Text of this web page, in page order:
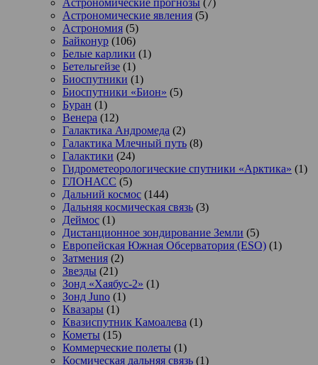
Астрономические прогнозы (7)
Астрономические явления (5)
Астрономия (5)
Байконур (106)
Белые карлики (1)
Бетельгейзе (1)
Биоспутники (1)
Биоспутники «Бион» (5)
Буран (1)
Венера (12)
Галактика Андромеда (2)
Галактика Млечный путь (8)
Галактики (24)
Гидрометеорологические спутники «Арктика» (1)
ГЛОНАСС (5)
Дальний космос (144)
Дальняя космическая связь (3)
Деймос (1)
Дистанционное зондирование Земли (5)
Европейская Южная Обсерватория (ESO) (1)
Затмения (2)
Звезды (21)
Зонд «Хаябус-2» (1)
Зонд Juno (1)
Квазары (1)
Квазиспутник Камоалева (1)
Кометы (15)
Коммерческие полеты (1)
Космическая дальняя связь (1)